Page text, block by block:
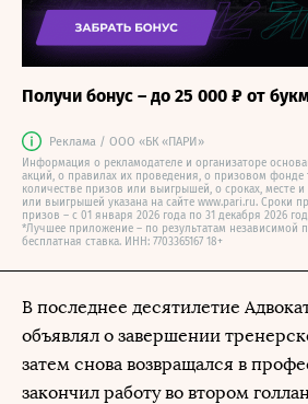
Получи бонус – до 25 000 ₽ от
Реклама / ООО «БК «ПАРИ»
Информация о рекламодателе и организаторе
акций, о правилах их проведения, о призовом фонде
количестве призов или выигрышей, о сроках, месте
или выигрышей указана на сайте www.pari.ru. Сроки
призов – с 01 января 2026 года по 31 декабря 2026
*Лучшее приложение – по результатам независимой
бесплатная ставка. ИНН: 7703365167 18+
В последнее десятилетие
объявлял о завершении
затем снова возвращался в
закончил работу во втором